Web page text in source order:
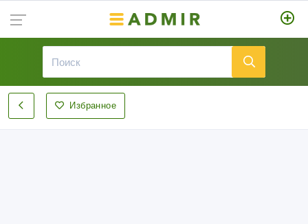
Избранное